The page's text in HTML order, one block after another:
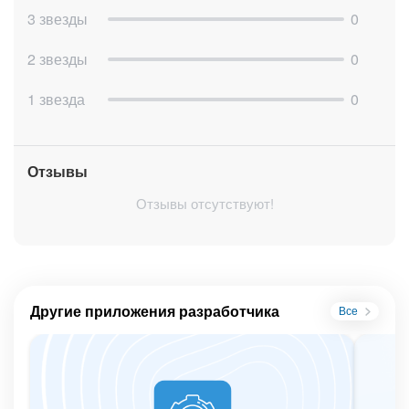
3 звезды
0
2 звезды
0
1 звезда
0
Отзывы
Отзывы отсутствуют!
Другие приложения разработчика Все